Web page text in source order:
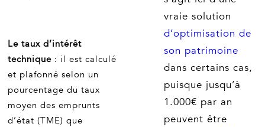
Le taux d’intérêt
technique : il est calculé
et plafonné selon un
pourcentage du taux
moyen des emprunts
d’état (TME) que
vraie solution
d’optimisation de
son patrimoine
dans certains cas,
puisque jusqu’à
1.000€ par an
peuvent être